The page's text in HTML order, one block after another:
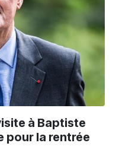
à Baptiste
pour la rentrée